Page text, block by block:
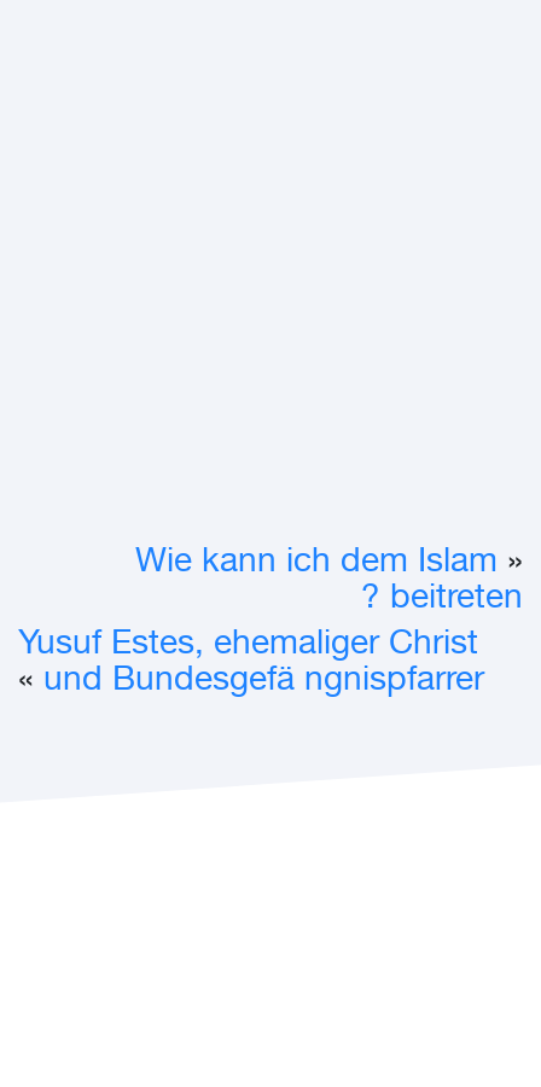
«
Wie kann ich dem Islam
beitreten ?
Yusuf Estes, ehemaliger Christ
und Bundesgefä ngnispfarrer
»